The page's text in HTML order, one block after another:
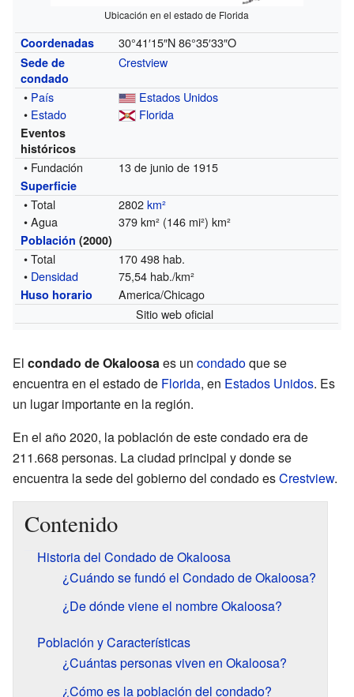
Ubicación en el estado de Florida
Coordenadas 30°41′15″N 86°35′33″O
Sede de
condado
Crestview
• País
Estados Unidos
• Estado Florida
Eventos
históricos
• Fundación 13 de junio de 1915
Superficie
• Total 2802km²
• Agua
379 km² (146 mi²) km²
Población (2000)
• Total
170 498 hab.
• Densidad 75,54 hab./km²
Huso horario
America/Chicago
Sitio web oficial
El condado de Okaloosaes un condadoque se
encuentra en el estado de Florida, en Estados Unidos. Es
un lugar importante en la región.
En el año 2020, la población de este condado era de
211.668 personas. La ciudad principal y donde se
encuentra la sede del gobierno del condado esCrestview.
Contenido
Historia del Condado de Okaloosa
¿Cuándo se fundó el Condado de Okaloosa?
¿De dónde viene el nombre Okaloosa?
Población y Características
¿Cuántas personas viven en Okaloosa?
¿Cómo es la población del condado?